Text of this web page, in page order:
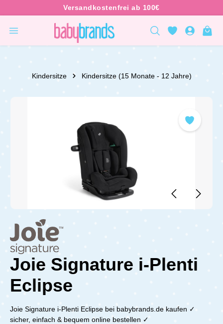
Kindersitze Kindersitze (15 Monate - 12 Jahre)
Joie Signature i-Plenti
Eclipse
Joie Signature i-Plenti Eclipse bei babybrands.de kaufen ✓
sicher, einfach & bequem online bestellen ✓